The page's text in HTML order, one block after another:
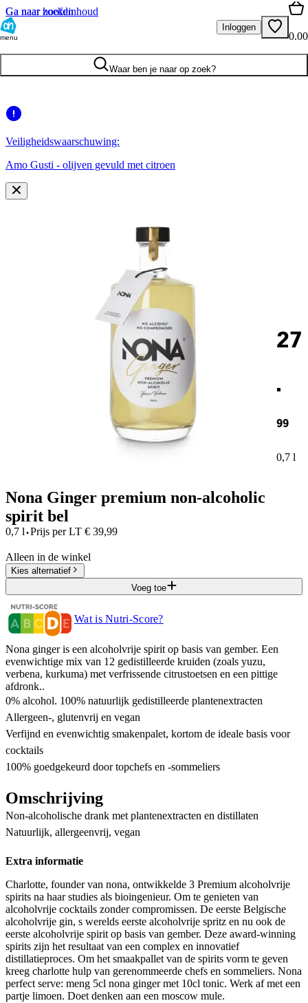
Ga naar hoofdinhoud
Ga naar zoeken
menu
Inloggen
0.00
Waar ben je naar op zoek?
Veiligheidswaarschuwing:
Amo Gusti - olijven gevuld met citroen
27
.
99
0,7 l
Nona Ginger premium non-alcoholic
spirit bel
0,7 l·Prijs per LT € 39,99
Alleen in de winkel
Kies alternatief
Voeg toe
Wat is Nutri-Score?
Nona ginger is een alcoholvrije spirit op basis van gember. Een
evenwichtige mix van 12 gedistilleerde kruiden (zoals yuzu,
verbena, kurkuma) met verfrissende citrustoetsen en een pittige
afdronk..
0% alcohol. 100% natuurlijk gedistilleerde plantenextracten
Allergeen-, glutenvrij en vegan
Verfijnd en evenwichtig smakenpalet, kortom de ideale basis voor
cocktails
100% goedgekeurd door topchefs en -sommeliers
Omschrijving
Non-alcoholische drank met plantenextracten en distillaten
Natuurlijk, allergeenvrij, vegan
Extra informatie
Charlotte, founder van nona, ontwikkelde 3 Premium alcoholvrije
spirits na haar studies als bioingenieur. Om te genieten van
alcoholvrije cocktails zonder compromissen. De eerste Belgische
alcoholvrije gin, s werelds eerste alcoholvrije spritz en nu ook de
eerste alcoholvrije spirit op basis van gember. Deze award-winning
spirits zijn het resultaat van een complex en innovatief
distillatieproces. Om het smaakpallet van de spirits vorm te geven
kreeg charlotte hulp van gerenommeerde chefs en sommeliers. Nona
perfect serve: meng 5cl nona ginger met 10cl tonic. Werk af met een
partje limoen. Doet denken aan een moscow mule.